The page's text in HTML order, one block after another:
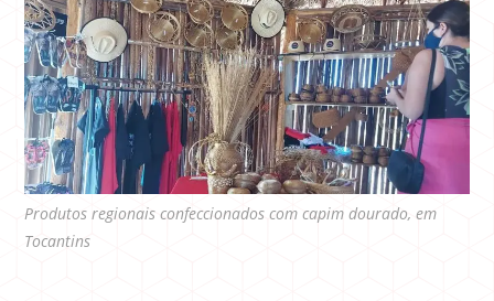
Produtos regionais confeccionados com capim dourado, em
Tocantins